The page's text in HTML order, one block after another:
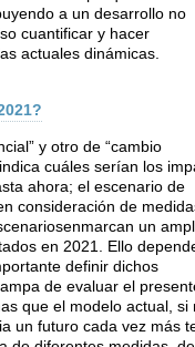
a un desarrollo no
cuantificar y hacer
actuales dinámicas.
y otro de “cambio
cuáles serían los
ahora; el escenario de
consideración de
un
en 2021. Ello
definir dichos
de evaluar el
que el modelo actual, si
un futuro cada vez más